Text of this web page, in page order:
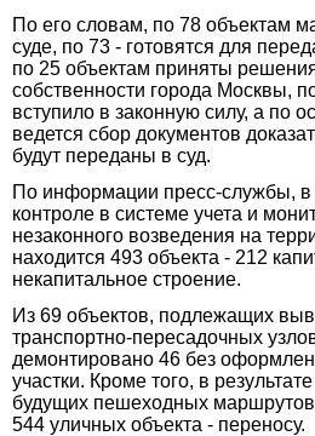
По его словам, по 78 объектам
суде, по 73 - готовятся для
по 25 объектам приняты
собственности города Москвы,
вступило в законную силу, а по
ведется сбор документов
будут переданы в суд.
По информации пресс-службы,
контроле в системе учета и
незаконного возведения на
находится 493 объекта - 212
некапитальное строение.
Из 69 объектов, подлежащих
транспортно-пересадочных
демонтировано 46 без
участки. Кроме того, в
будущих пешеходных
544 уличных объекта - переносу.